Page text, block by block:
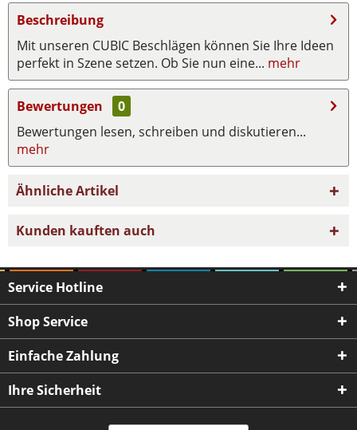
Beschreibung
Mit unseren CUBIC Beschlägen können Sie Ihre Ideen
perfekt in Szene setzen. Ob Sie nun eine... mehr
Bewertungen
0
Bewertungen lesen, schreiben und diskutieren...
mehr
Ähnliche Artikel
Kunden kauften auch
Service Hotline
Shop Service
Einfache Zahlung
Ihre Sicherheit